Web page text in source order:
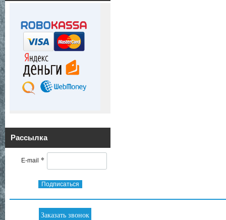
Рассылка
E-mail *
Подписаться
Заказать звонок